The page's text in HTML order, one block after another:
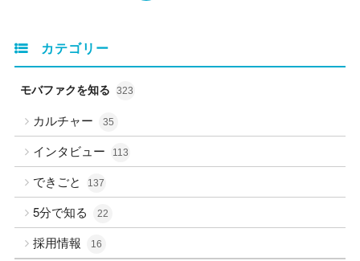
カテゴリー
モバファクを知る 323
カルチャー 35
インタビュー 113
できごと 137
5分で知る 22
採用情報 16